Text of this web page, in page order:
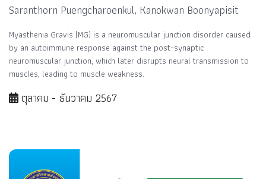
Saranthorn Puengcharoenkul, Kanokwan Boonyapisit
Myasthenia Gravis (MG) is a neuromuscular junction disorder caused
by an autoimmune response against the post-synaptic
neuromuscular junction, which later disrupts neural transmission to
muscles, leading to muscle weakness.
ตุลาคม - ธันวาคม 2567